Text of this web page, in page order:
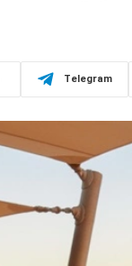
Telegram